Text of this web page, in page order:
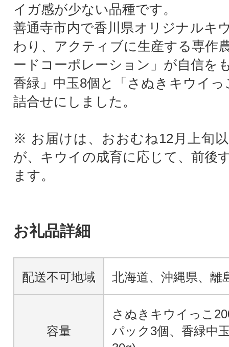
イガ感が少ない品種です。
善通寺市内で香川県オリジナルキ
わり、アクティブに生産する専作
ードコーポレーション」が自信を
香緑」中玉8個と「さぬきキウイ
詰合せにしました。
※ お届けは、おおむね12月上旬
が、キウイの成育に応じて、前後
ます。
お礼品詳細
配送不可地域 北海道、沖縄県、離
容量
さぬきキウイっこ
パック3個、香緑中